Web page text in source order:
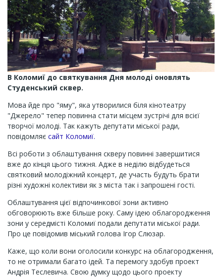
В Коломиї до святкування Дня молоді оновлять
Студенський сквер.
Мова йде про "яму", яка утворилися біля кінотеатру
"Джерело" тепер повинна стати місцем зустрічі для всієї
творчої молоді. Так кажуть депутати міської ради,
повідомляє сайт Коломиї.
Всі роботи з облаштування скверу повинні завершитися
вже до кінця цього тижня. Адже в неділю відбудеться
святковий молодіжний концерт, де участь будуть брати
різні художні колективи як з міста так і запрошені гості.
Облаштування цієї відпочинкової зони активно
обговорюють вже більше року. Саму ідею облагородження
зони у середмісті Коломиї подали депутати міської ради.
Про це повідомив міський голова Ігор Слюзар.
Каже, що коли вони оголосили конкурс на облагородження,
то не отримали багато ідей. Та перемогу здобув проект
Андрія Теслевича. Свою думку щодо цього проекту